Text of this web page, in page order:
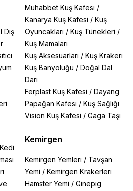
Dış
Muhabbet Kuş Kafesi /
Kanarya Kuş Kafesi / Kuş
Oyuncakları / Kuş Tünekleri /
Kuş Mamaları
Kuş Aksesuarları / Kuş Krakeri
Kuş Banyoluğu / Doğal Dal
Darı
Ferplast Kuş Kafesi / Dayang
Papağan Kafesi / Kuş Sağlığı
Vision Kuş Kafesi / Gaga Taşı
Kemirgen
Kemirgen Yemleri / Tavşan
Yemi / Kemirgen Krakerleri
Hamster Yemi / Ginepig